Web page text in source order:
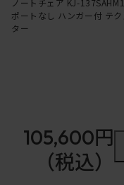
ノートチェア KJ-
ポートなし ハンガー付 テ
ター
105,600円
（税込）